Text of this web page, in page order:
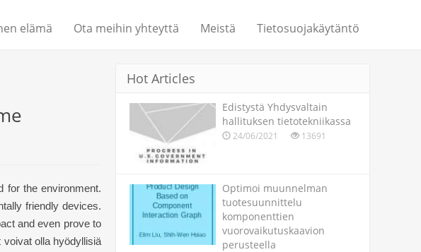
elämä Ota meihin yhteyttä Meistä Tietosuojakäytäntö
for the environment.
friendly devices.
and even prove to
voivat olla hyödyllisiä
Hot Articles
Edistystä Yhdysvaltain
hallituksen tietotekniikassa
24/06/2021 13691
Optimoi muunnelman
tuotesuunnittelu
komponenttien
vuorovaikutuskaavion
perusteella